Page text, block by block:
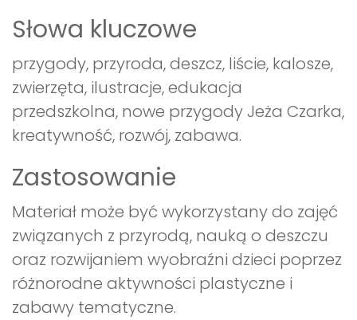
Słowa kluczowe
przygody, przyroda, deszcz, liście, kalosze,
zwierzęta, ilustracje, edukacja
przedszkolna, nowe przygody Jeża Czarka,
kreatywność, rozwój, zabawa.
Zastosowanie
Materiał może być wykorzystany do zajęć
związanych z przyrodą, nauką o deszczu
oraz rozwijaniem wyobraźni dzieci poprzez
różnorodne aktywności plastyczne i
zabawy tematyczne.